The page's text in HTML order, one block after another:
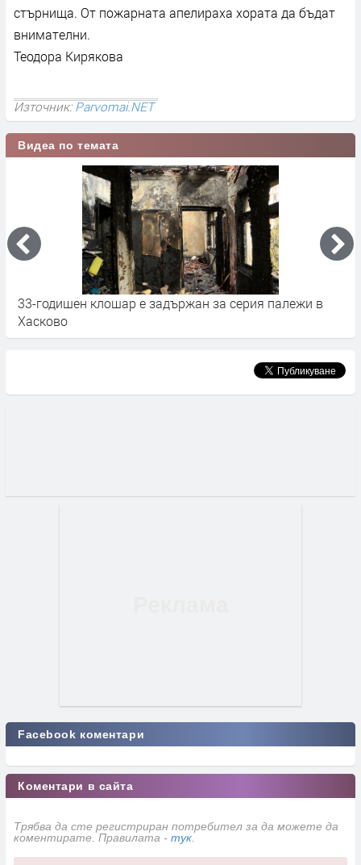
стърнища. От пожарната апелираха хората да бъдат
внимателни.
Теодора Кирякова
Източник:Parvomai.NET
Видеа по темата
33-годишен клошар е задържан за серия палежи в
Хасково
Facebook коментари
Коментари в сайта
Трябва да сте регистриран потребител за да можете да
коментирате. Правилата - тук